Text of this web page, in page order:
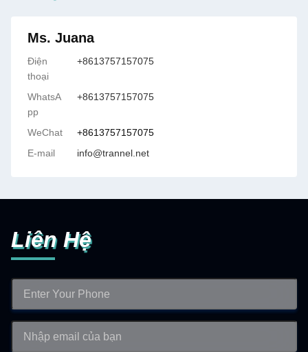
Ms. Juana
Điện
thoại
+8613757157075
WhatsA
pp
+8613757157075
WeChat
+8613757157075
E-mail
info@trannel.net
Liên Hệ